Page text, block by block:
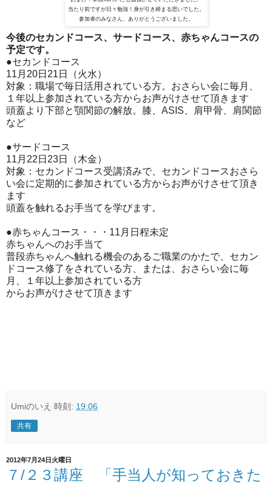
当たり前ですが日々勉強！身が引き締まる思いでした。
参加者のみなさん、ありがとうございました。
今後のセカンドコース、サードコース、赤ちゃんコースの
予定です。
●セカンドコース
11月20日21日（火水）
対象：職場で毎日活用されている方。おさらい会に毎月、
１年以上参加されている方からお声がけさせて頂きます
頭蓋より下部と顎関節の解放。膝、ASIS、肩甲骨、肩関節
など
●サードコース
11月22日23日（木金）
対象：セカンドコース受講済みで、セカンドコースおさら
い会に定期的に参加されている方からお声がけさせて頂き
ます
頭蓋を触れるお手当てを学びます。
●赤ちゃんコース・・・11月日程未定
赤ちゃんへのお手当て
普段赤ちゃんへ触れる機会のあるご職業のかたで、セカン
ドコース修了をされている方、または、おさらい会に毎
月、１年以上参加さ れている方
からお声がけさせて頂きます
Umiのいえ 時刻: 19:06
共有
2012年7月24日火曜日
７/２３講座 「手当人が知っておきた